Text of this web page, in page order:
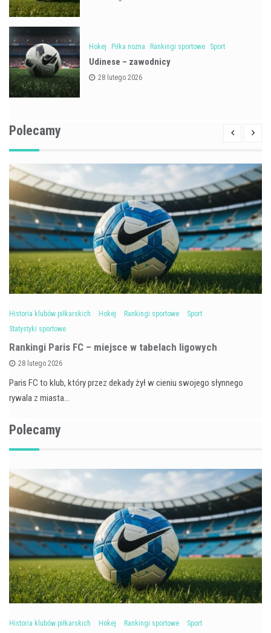
Hokej Piłka nożna Rankingi sportowe Sport
Udinese – zawodnicy
28 lutego 2026
Polecamy
Historia klubów piłkarskich Hokej Rankingi sportowe
Sport
Statystyki sportowe
Rankingi Paris FC – miejsce w tabelach ligowych
28 lutego 2026
Paris FC to klub, który przez dekady żył w cieniu swojego słynnego
rywala z miasta…
Polecamy
Historia klubów piłkarskich Hokej Rankingi sportowe
Sport